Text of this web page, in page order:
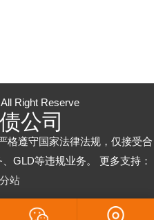
Right Reserve
公司
格遵守国家法律法规，仅接受合
GLD等违规业务。 更多支持：
站